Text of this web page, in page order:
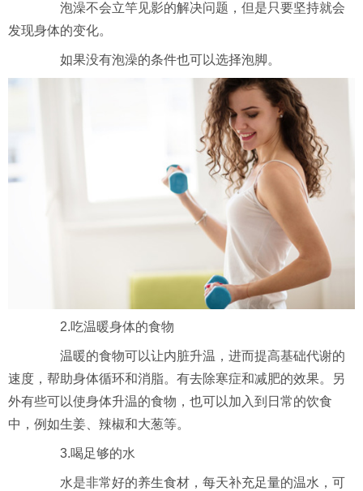
泡澡不会立竿见影的解决问题，但是只要坚持就会
发现身体的变化。
如果没有泡澡的条件也可以选择泡脚。
2.吃温暖身体的食物
温暖的食物可以让内脏升温，进而提高基础代谢的
速度，帮助身体循环和消脂。有去除寒症和减肥的效果。另
外有些可以使身体升温的食物，也可以加入到日常的饮食
中，例如生姜、辣椒和大葱等。
3.喝足够的水
水是非常好的养生食材，每天补充足量的温水，可